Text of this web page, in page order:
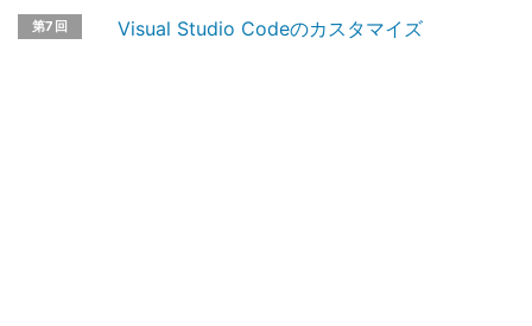
第7回 Visual Studio Codeのカスタマイズ